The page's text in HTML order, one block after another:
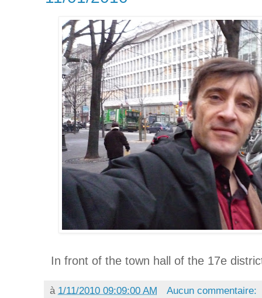
In front of the town hall of the 17e
à 1/11/2010 09:09:00 AM Aucun commentaire: